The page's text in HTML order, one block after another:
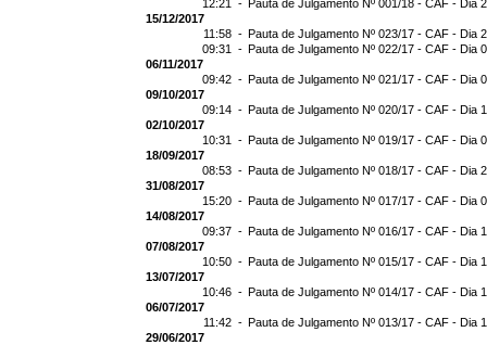
12:21 - Pauta de Julgamento Nº 001/18 - CAF - Dia
15/12/2017
11:58 - Pauta de Julgamento Nº 023/17 - CAF - Dia
09:31 - Pauta de Julgamento Nº 022/17 - CAF - Dia
06/11/2017
09:42 - Pauta de Julgamento Nº 021/17 - CAF - Dia
09/10/2017
09:14 - Pauta de Julgamento Nº 020/17 - CAF - Dia
02/10/2017
10:31 - Pauta de Julgamento Nº 019/17 - CAF - Dia
18/09/2017
08:53 - Pauta de Julgamento Nº 018/17 - CAF - Dia
31/08/2017
15:20 - Pauta de Julgamento Nº 017/17 - CAF - Dia
14/08/2017
09:37 - Pauta de Julgamento Nº 016/17 - CAF - Dia
07/08/2017
10:50 - Pauta de Julgamento Nº 015/17 - CAF - Dia
13/07/2017
10:46 - Pauta de Julgamento Nº 014/17 - CAF - Dia
06/07/2017
11:42 - Pauta de Julgamento Nº 013/17 - CAF - Dia
29/06/2017